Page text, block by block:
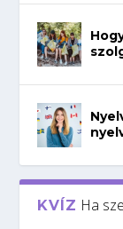
KVÍZ Ha